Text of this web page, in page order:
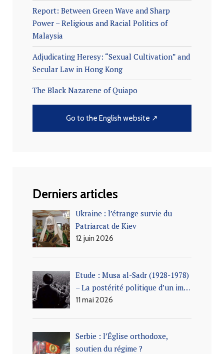
Report: Between Green Wave and Sharp
Power – Religious and Racial Politics of
Malaysia
Adjudicating Heresy: “Sexual Cultivation” and
Secular Law in Hong Kong
The Black Nazarene of Quiapo
Go to the English website ↗
Derniers articles
Ukraine : l’étrange survie du
Patriarcat de Kiev
12 juin 2026
Etude : Musa al-Sadr (1928-1978)
– La postérité politique d’un im…
11 mai 2026
Serbie : l’Église orthodoxe,
soutien du régime ?